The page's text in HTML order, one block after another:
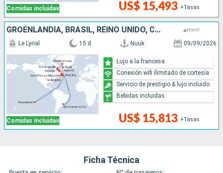
Comidas incluidas US$ 15,493 +Tasas
GROENLANDIA, BRASIL, REINO UNIDO, CANADÁ
Comidas incluidas
Le Lyrial 15 d Nuuk 09/09/2026
US$ 15,813 +Tasas
Lujo a la francesa
Conexión wifi ilimitado de cortesía
Servicio de prestigio & lujo incluido
Bebidas incluidas
Ficha Técnica